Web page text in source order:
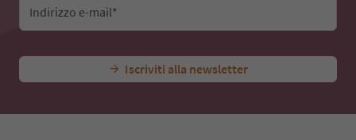
Indirizzo e-mail*
Iscriviti alla newsletter